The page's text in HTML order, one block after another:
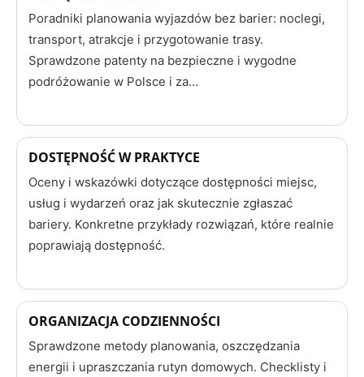
Poradniki planowania wyjazdów bez barier: noclegi,
transport, atrakcje i przygotowanie trasy.
Sprawdzone patenty na bezpieczne i wygodne
podróżowanie w Polsce i za…
DOSTĘPNOŚĆ W PRAKTYCE
Oceny i wskazówki dotyczące dostępności miejsc,
usług i wydarzeń oraz jak skutecznie zgłaszać
bariery. Konkretne przykłady rozwiązań, które realnie
poprawiają dostępność.
ORGANIZACJA CODZIENNOŚCI
Sprawdzone metody planowania, oszczędzania
energii i upraszczania rutyn domowych. Checklisty i